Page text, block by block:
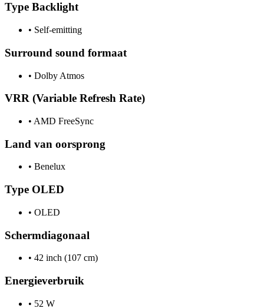
Type Backlight
• Self-emitting
Surround sound formaat
• Dolby Atmos
VRR (Variable Refresh Rate)
• AMD FreeSync
Land van oorsprong
• Benelux
Type OLED
• OLED
Schermdiagonaal
• 42 inch (107 cm)
Energieverbruik
• 52 W